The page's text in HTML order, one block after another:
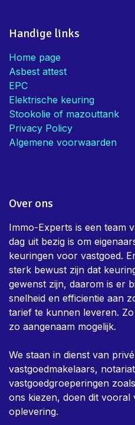
Handige links
Home page
Asbest attest
EPC
Elektrische keuring
Stookolie of mazouttank
Privacy Policy
Algemene voorwaarden
Over ons
Immo-Experts is een team
dag uit bezig is om
keuringen voor vastgoed.
sterk bewust zijn dat
gewenst zijn, daarom is er
snelheid en efficientie aan
tarief te kunnen leveren.
zo aangenaam mogelijk.
We staan in dienst van
vastgoedmakelaars,
vastgoedgroeperingen
ons kiezen, doen dit
oplevering.